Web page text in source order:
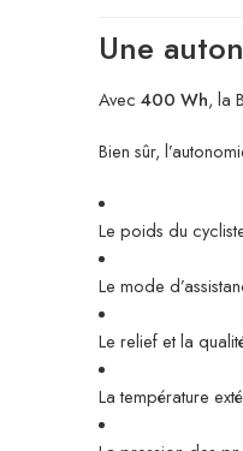
Une
Avec 400 Wh, la
Bien sûr,
Le poids du
Le mode
Le relief et la
La température